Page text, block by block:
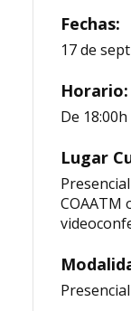
Fechas:
17 de
Horario:
De
Lugar
COAATM